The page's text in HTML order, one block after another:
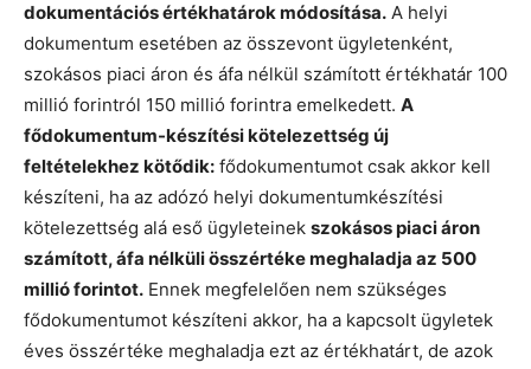
dokumentációs értékhatárok módosítása. A helyi
dokumentum esetében az összevont ügyletenként,
szokásos piaci áron és áfa nélkül számított értékhatár 100
millió forintról 150 millió forintra emelkedett. A
fődokumentum-készítési kötelezettség új
feltételekhez kötődik: fődokumentumot csak akkor kell
készíteni, ha az adózó helyi dokumentumkészítési
kötelezettség alá eső ügyleteinek szokásos piaci áron
számított, áfa nélküli összértéke meghaladja az 500
millió forintot. Ennek megfelelően nem szükséges
fődokumentumot készíteni akkor, ha a kapcsolt ügyletek
éves összértéke meghaladja ezt az értékhatárt, de azok